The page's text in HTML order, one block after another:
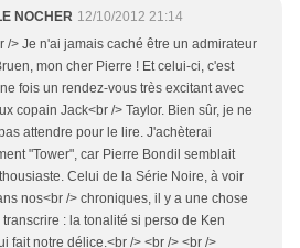
NOCHER 12/10/2012 21:14
/> Je n'ai jamais caché être un admirateur
mon cher Pierre ! Et celui-ci, c'est
fois un rendez-vous très excitant avec
copain Jack<br /> Taylor. Bien sûr, je ne
attendre pour le lire. J'achèterai
"Tower", car Pierre Bondil semblait
Celui de la Série Noire, à voir
nos<br /> chroniques, il y a une chose
: la tonalité si perso de Ken
fait notre délice.<br /> <br /> <br />